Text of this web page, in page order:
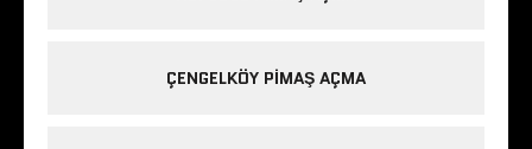
ÇENGELKÖY PIMAŞ AÇMA